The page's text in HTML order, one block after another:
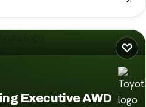
♡
Executive AWD